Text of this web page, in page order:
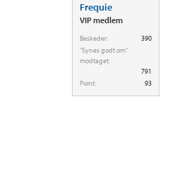
Frequie
VIP medlem
Beskeder:
390
"Synes godt om"
modtaget:
791
Point:
93